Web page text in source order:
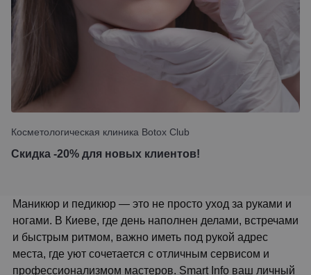
Косметологическая клиника Botox Club
Скидка -20% для новых клиентов!
Маникюр и педикюр — это не просто уход за руками и
ногами. В Киеве, где день наполнен делами, встречами
и быстрым ритмом, важно иметь под рукой адрес
места, где уют сочетается с отличным сервисом и
профессионализмом мастеров. Smart Info ваш личный